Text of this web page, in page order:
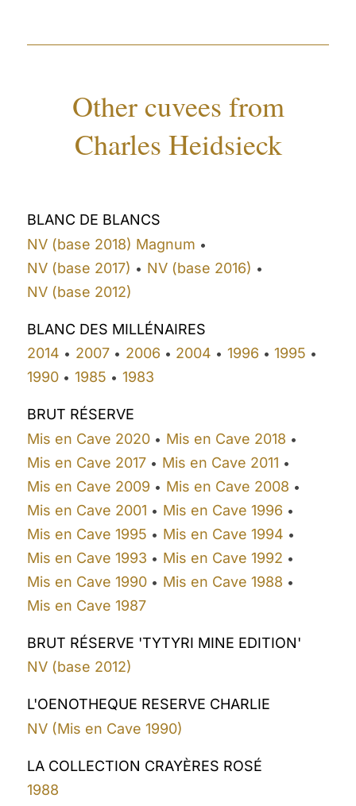
Other cuvees from
Charles Heidsieck
BLANC DE BLANCS
NV (base 2018) Magnum •
NV (base 2017) • NV (base 2016) •
NV (base 2012)
BLANC DES MILLÉNAIRES
2014 • 2007• 2006 • 2004 • 1996 • 1995 •
1990 • 1985 • 1983
BRUT RÉSERVE
Mis en Cave 2020 • Mis en Cave 2018 •
Mis en Cave 2017 • Mis en Cave 2011 •
Mis en Cave 2009 • Mis en Cave 2008 •
Mis en Cave 2001 • Mis en Cave 1996 •
Mis en Cave 1995 • Mis en Cave 1994 •
Mis en Cave 1993 • Mis en Cave 1992 •
Mis en Cave 1990 • Mis en Cave 1988 •
Mis en Cave 1987
BRUT RÉSERVE 'TYTYRI MINE EDITION'
NV (base 2012)
L'OENOTHEQUE RESERVE CHARLIE
NV (Mis en Cave 1990)
LA COLLECTION CRAYÈRES ROSÉ
1988